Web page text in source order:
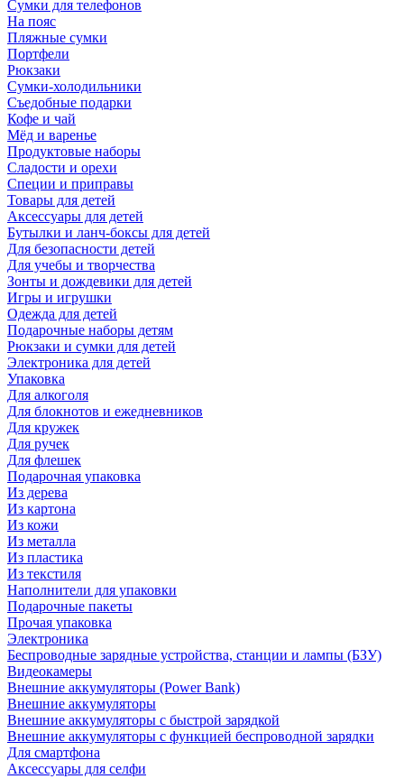
Сумки для телефонов
На пояс
Пляжные сумки
Портфели
Рюкзаки
Сумки-холодильники
Съедобные подарки
Кофе и чай
Мёд и варенье
Продуктовые наборы
Сладости и орехи
Специи и приправы
Товары для детей
Аксессуары для детей
Бутылки и ланч-боксы для детей
Для безопасности детей
Для учебы и творчества
Зонты и дождевики для детей
Игры и игрушки
Одежда для детей
Подарочные наборы детям
Рюкзаки и сумки для детей
Электроника для детей
Упаковка
Для алкоголя
Для блокнотов и ежедневников
Для кружек
Для ручек
Для флешек
Подарочная упаковка
Из дерева
Из картона
Из кожи
Из металла
Из пластика
Из текстиля
Наполнители для упаковки
Подарочные пакеты
Прочая упаковка
Электроника
Беспроводные зарядные устройства, станции и лампы (БЗУ)
Видеокамеры
Внешние аккумуляторы (Power Bank)
Внешние аккумуляторы
Внешние аккумуляторы с быстрой зарядкой
Внешние аккумуляторы с функцией беспроводной зарядки
Для смартфона
Аксессуары для селфи